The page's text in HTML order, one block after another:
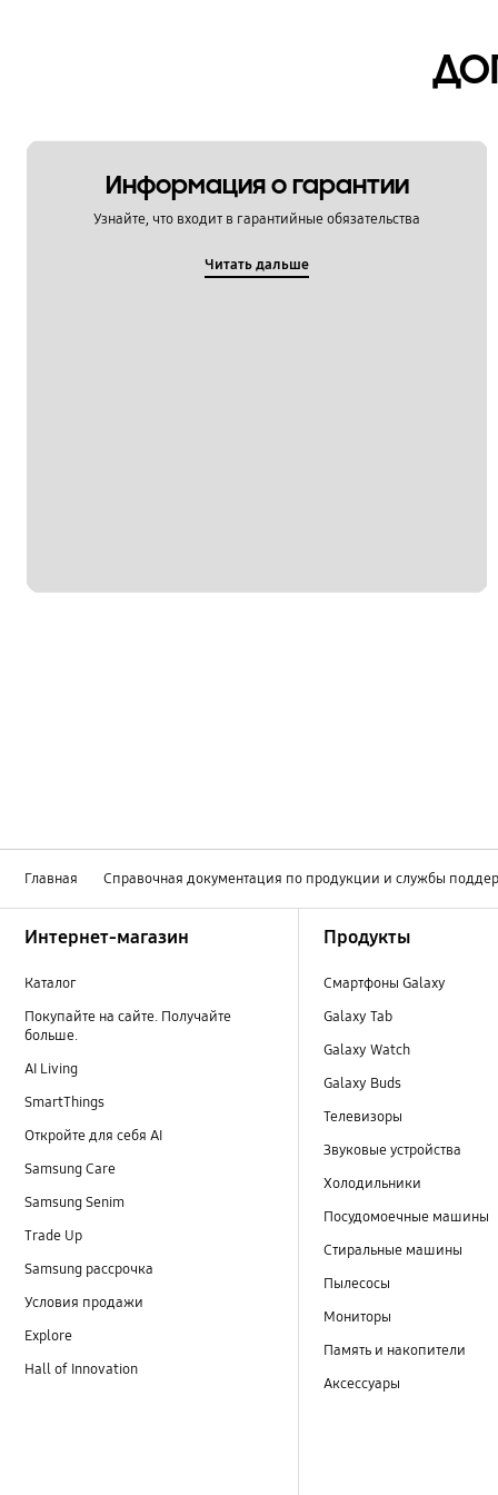
Приложения
Информация о гарантии
Узнайте, что входит в гарантийные обязательства
Читать дальше
Главная Справочная документация по продукции и службы
Интернет-магазин
Каталог
Покупайте на сайте. Получайте
больше.
AI Living
SmartThings
Откройте для себя AI
Samsung Care
Samsung Senim
Trade Up
Samsung рассрочка
Условия продажи
Explore
Hall of Innovation
Продукты
Смартфоны Galaxy
Galaxy Tab
Galaxy Watch
Galaxy Buds
Телевизоры
Звуковые устройства
Холодильники
Посудомоечные машины
Стиральные машины
Пылесосы
Мониторы
Память и накопители
Аксессуары